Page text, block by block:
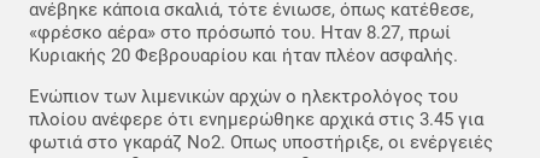
ανέβηκε κάποια σκαλιά, τότε ένιωσε, όπως κατέθεσε,
«φρέσκο αέρα» στο πρόσωπό του. Ηταν 8.27, πρωί
Κυριακής 20 Φεβρουαρίου και ήταν πλέον ασφαλής.
Ενώπιον των λιμενικών αρχών ο ηλεκτρολόγος του
πλοίου ανέφερε ότι ενημερώθηκε αρχικά στις 3.45 για
φωτιά στο γκαράζ Νο2. Οπως υποστήριξε, οι ενέργειές